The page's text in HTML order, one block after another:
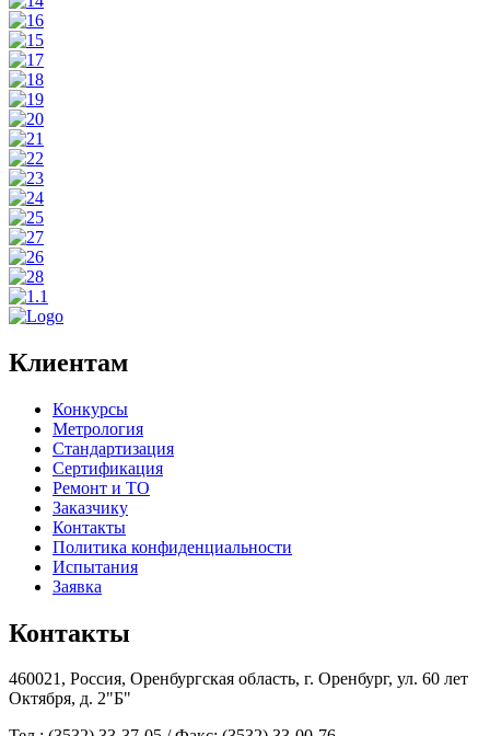
Клиентам
Конкурсы
Метрология
Стандартизация
Сертификация
Ремонт и ТО
Заказчику
Контакты
Политика конфиденциальности
Испытания
Заявка
Контакты
460021, Россия, Оренбургская область, г. Оренбург, ул. 60 лет
Октября, д. 2"Б"